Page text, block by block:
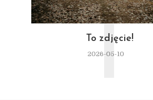
To zdjęcie!
2026-05-10
T